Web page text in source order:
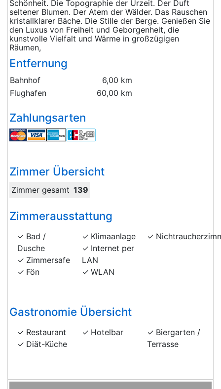
Schönheit. Die Topographie der Urzeit. Der Duft
seltener Blumen. Der Atem der Wälder. Das Rauschen
kristallklarer Bäche. Die Stille der Berge. Genießen Sie
den Luxus von Freiheit und Geborgenheit, die
kunstvolle Vielfalt und Wärme in großzügigen
Räumen,
Entfernung
Bahnhof
6,00 km
Flughafen
60,00 km
Zahlungsarten
Zimmer Übersicht
Zimmer gesamt 139
Zimmerausstattung
Bad /
Dusche
Zimmersafe
Fön
Klimaanlage
Internet per
LAN
WLAN
Gastronomie Übersicht
Restaurant
Diät-Küche
Hotelbar
Biergarten /
Terrasse